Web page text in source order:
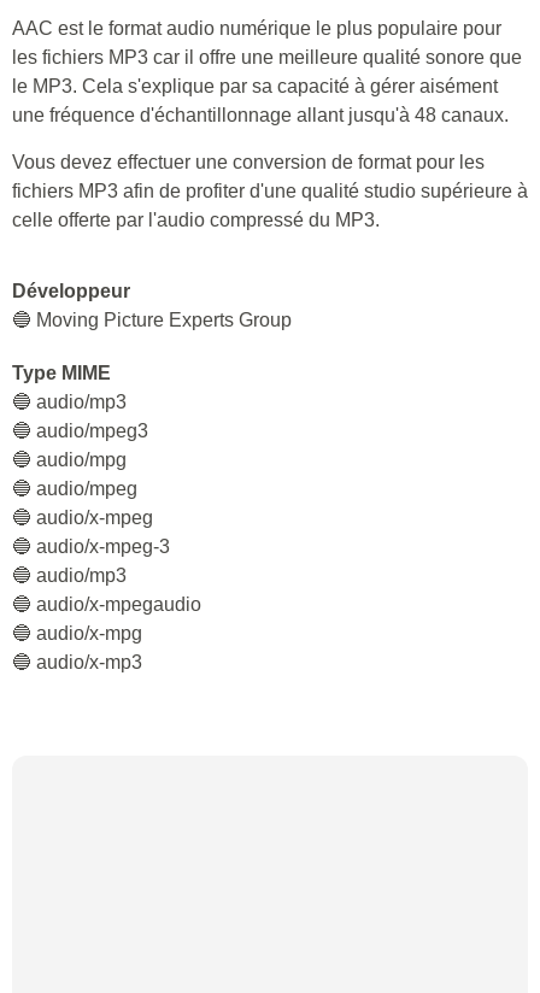
AAC est le format audio numérique le plus populaire pour
les fichiers MP3 car il offre une meilleure qualité sonore que
le MP3. Cela s'explique par sa capacité à gérer aisément
une fréquence d'échantillonnage allant jusqu'à 48 canaux.
Vous devez effectuer une conversion de format pour les
fichiers MP3 afin de profiter d'une qualité studio supérieure à
celle offerte par l'audio compressé du MP3.
Développeur
🔵 Moving Picture Experts Group
Type MIME
🔵 audio/mp3
🔵 audio/mpeg3
🔵 audio/mpg
🔵 audio/mpeg
🔵 audio/x-mpeg
🔵 audio/x-mpeg-3
🔵 audio/mp3
🔵 audio/x-mpegaudio
🔵 audio/x-mpg
🔵 audio/x-mp3